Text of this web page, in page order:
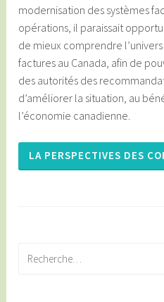
modernisation des systèmes
opérations, il paraissait
de mieux comprendre
factures au Canada, afin de
des autorités des
d’améliorer la situation, au
l’économie canadienne.
LA PERSPECTIVES DES